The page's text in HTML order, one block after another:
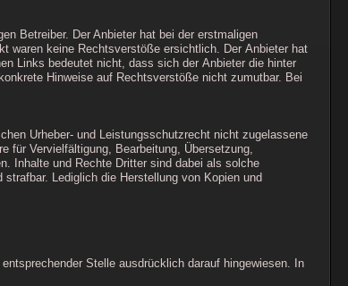
Betreiber. Der Anbieter hat bei der erstmaligen
waren keine Rechtsverstöße ersichtlich. Der Anbieter hat
Links bedeutet nicht, dass sich der Anbieter die hinter
Hinweise auf Rechtsverstöße nicht zumutbar. Bei
Urheber- und Leistungsschutzrecht nicht zugelassene
für Vervielfältigung, Bearbeitung, Übersetzung,
Inhalte und Rechte Dritter sind dabei als solche
Lediglich die Herstellung von Kopien und
Stelle ausdrücklich darauf hingewiesen. In